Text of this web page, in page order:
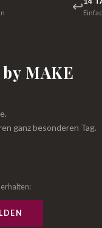
↩
MAKE
ganz besonderen Tag.